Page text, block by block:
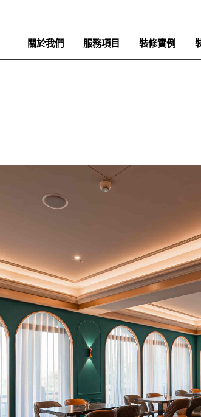
關於我們 服務項目 裝修實例